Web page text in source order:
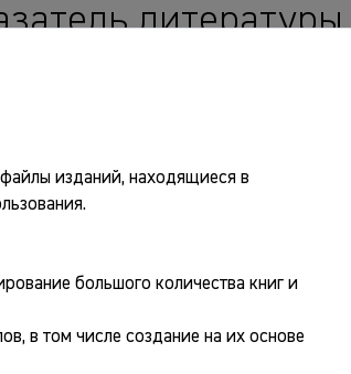
литературы
файлы изданий, находящиеся в
большого количества книг и
в том числе создание на их основе